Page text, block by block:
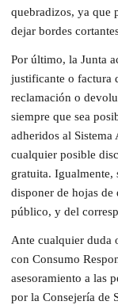
quebradizos, ya que
dejar bordes
Por último, la Junta
justificante o factura
reclamación o
siempre que sea
adheridos al
cualquier posible
gratuita. Igualmente,
disponer de hojas de
público, y del
Ante cualquier duda
con Consumo
asesoramiento a las
por la Consejería de